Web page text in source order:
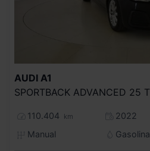
AUDI A1
110.404 km
2022
Manual
Gasolina